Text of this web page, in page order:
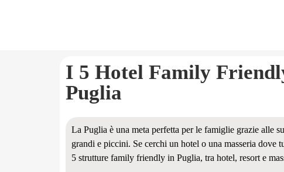
I 5 Hotel Family
Puglia
La Puglia è una meta perfetta per le famiglie grazie alle
grandi e piccini. Se cerchi un hotel o una masseria dove
5 strutture family friendly in Puglia, tra hotel, resort e